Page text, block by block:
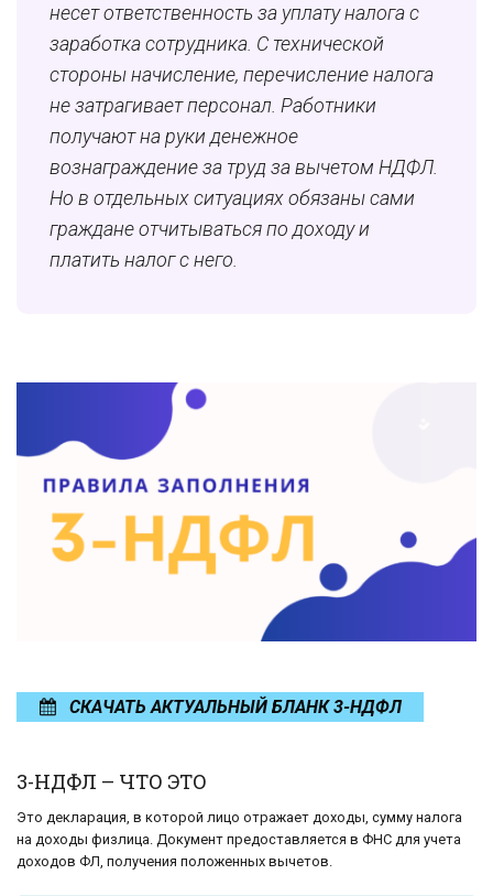
несет ответственность за уплату налога с
заработка сотрудника. С технической
стороны начисление, перечисление налога
не затрагивает персонал. Работники
получают на руки денежное
вознаграждение за труд за вычетом НДФЛ.
Но в отдельных ситуациях обязаны сами
граждане отчитываться по доходу и
платить налог с него.
СКАЧАТЬ АКТУАЛЬНЫЙ БЛАНК 3-НДФЛ
3-НДФЛ – ЧТО ЭТО
Это декларация, в которой лицо отражает доходы, сумму налога
на доходы физлица. Документ предоставляется в ФНС для учета
доходов ФЛ, получения положенных вычетов.